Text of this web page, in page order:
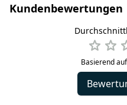
Kundenbewertungen
Basierend